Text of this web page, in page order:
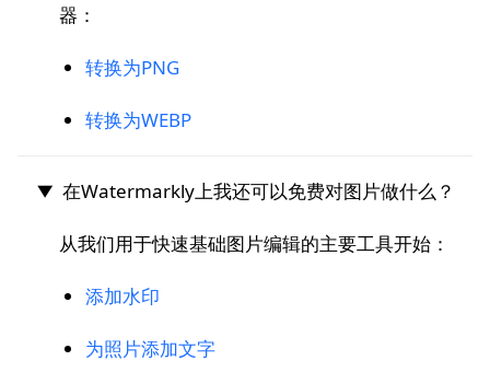
器：
转换为PNG
转换为WEBP
在Watermarkly上我还可以免费对图片做什么？
从我们用于快速基础图片编辑的主要工具开始：
添加水印
为照片添加文字